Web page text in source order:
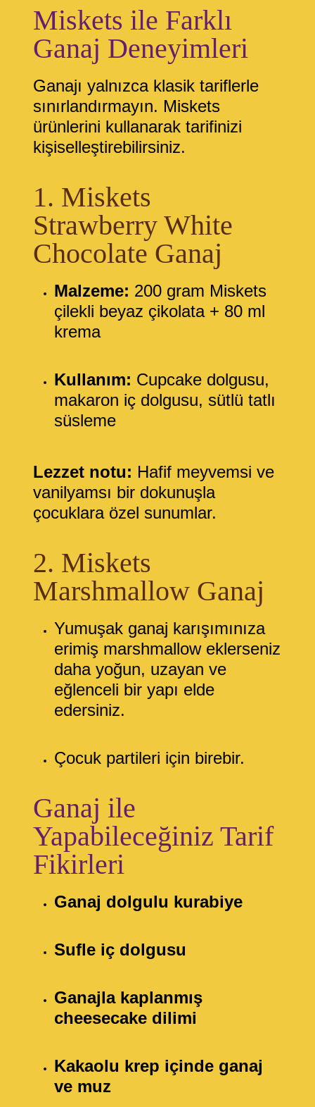
Miskets ile Farklı
Ganaj Deneyimleri
Ganajı yalnızca klasik tariflerle
sınırlandırmayın. Miskets
ürünlerini kullanarak tarifinizi
kişiselleştirebilirsiniz.
1. Miskets
Strawberry White
Chocolate Ganaj
Malzeme: 200 gram Miskets
çilekli beyaz çikolata + 80 ml
krema
Kullanım: Cupcake dolgusu,
makaron iç dolgusu, sütlü tatlı
süsleme
Lezzet notu: Hafif meyvemsi ve
vanilyamsı bir dokunuşla
çocuklara özel sunumlar.
2. Miskets
Marshmallow Ganaj
Yumuşak ganaj karışımınıza
erimiş marshmallow eklerseniz
daha yoğun, uzayan ve
eğlenceli bir yapı elde
edersiniz.
Çocuk partileri için birebir.
Ganaj ile
Yapabileceğiniz Tarif
Fikirleri
Ganaj dolgulu kurabiye
Sufle iç dolgusu
Ganajla kaplanmış
cheesecake dilimi
Kakaolu krep içinde ganaj
ve muz